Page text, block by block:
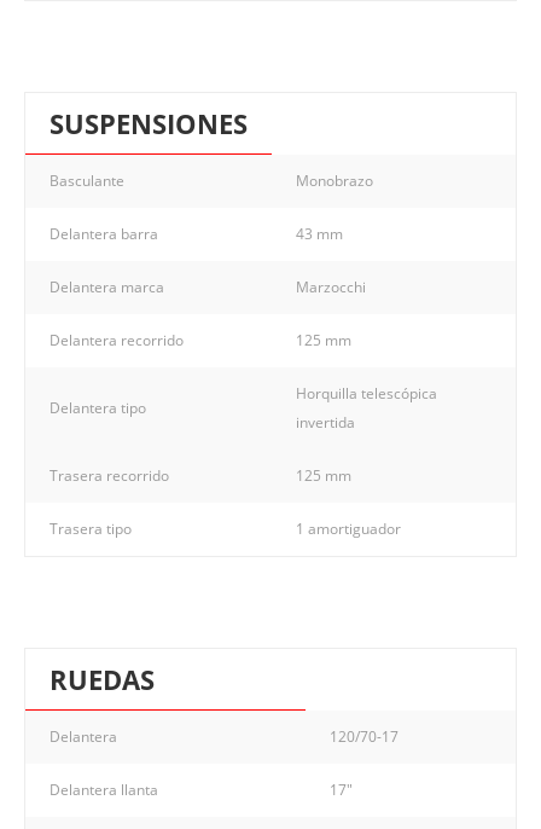
SUSPENSIONES
Basculante Monobrazo
Delantera barra 43 mm
Delantera marca Marzocchi
Delantera recorrido 125 mm
Delantera tipo
Horquilla telescópica
invertida
Trasera recorrido 125 mm
Trasera tipo 1 amortiguador
RUEDAS
Delantera 120/70-17
Delantera llanta 17"